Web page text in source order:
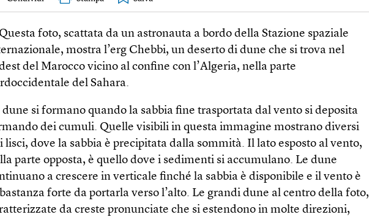
foto, scattata da un astronauta a bordo della Stazione spaziale
mostra l’erg Chebbi, un deserto di dune che si trova nel
del Marocco vicino al confine con l’Algeria, nella parte
del Sahara.
dune si formano quando la sabbia fine trasportata dal vento si deposita
dei cumuli. Quelle visibili in questa immagine mostrano diversi
lisci, dove la sabbia è precipitata dalla sommità. Il lato esposto al vento,
parte opposta, è quello dove i sedimenti si accumulano. Le dune
a crescere in verticale finché la sabbia è disponibile e il vento è
forte da portarla verso l’alto. Le grandi dune al centro della foto,
da creste pronunciate che si estendono in molte direzioni,